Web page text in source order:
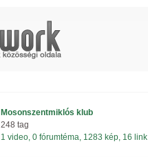
Mosonszentmiklós klub
248 tag
1 video, 0 fórumtéma, 1283 kép, 16 link